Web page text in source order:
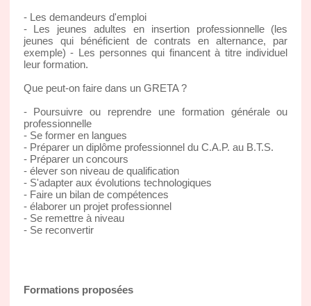
- Les demandeurs d'emploi
- Les jeunes adultes en insertion professionnelle (les
jeunes qui bénéficient de contrats en alternance, par
exemple) - Les personnes qui financent à titre individuel
leur formation.
Que peut-on faire dans un GRETA ?
- Poursuivre ou reprendre une formation générale ou
professionnelle
- Se former en langues
- Préparer un diplôme professionnel du C.A.P. au B.T.S.
- Préparer un concours
- élever son niveau de qualification
- S'adapter aux évolutions technologiques
- Faire un bilan de compétences
- élaborer un projet professionnel
- Se remettre à niveau
- Se reconvertir
Formations proposées